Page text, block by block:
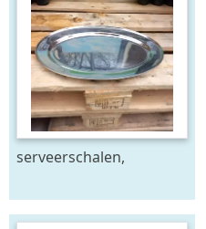
serveerschalen,